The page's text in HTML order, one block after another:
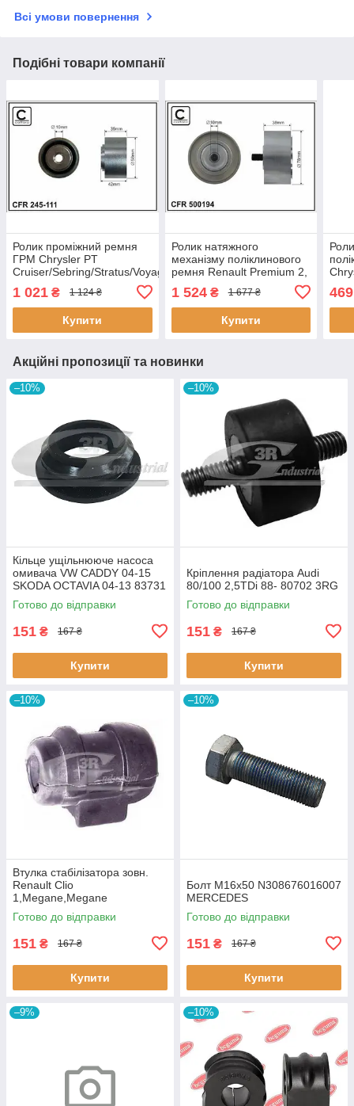
Всі умови повернення
Подібні товари компанії
Ролик проміжний ремня
ГРМ Chrysler PT
Cruiser/Sebring/Stratus/Voyager
Caravan/Stratus, Jeep
Cherokee/Wrangler II 2.4
1 021 ₴ 1 124 ₴
Купити
Ролик натяжного
механізму поліклинового
ремня Renault Premium 2,
7/FE/II D7C310-DXi7
01.91- 78x10x38
1 524₴ 1 677 ₴
Купити
469
Акційні пропозиції та новинки
–10%
Кiльце ущiльнююче насоса
омивача VW CADDY 04-15
SKODA OCTAVIA 04-13 83731
3RG
Готово до відправки
151 ₴ 167 ₴
Купити
–10%
Кріплення радіатора Audi
80/100 2,5TDi 88- 80702 3RG
Готово до відправки
151 ₴ 167 ₴
Купити
–10%
Втулка стабiлізатора зовн.
Renault Clio
1,Megane,Megane
Classic,Megane Scenic,R19
60643 3RG
Готово до відправки
151 ₴ 167 ₴
Купити
–10%
Болт M16x50 N308676016007
MERCEDES
Готово до відправки
151 ₴ 167 ₴
Купити
–9% –10%